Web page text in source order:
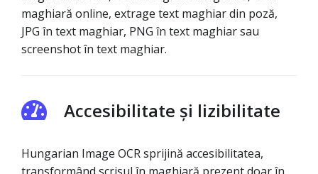
maghiară online, extrage text maghiar din poză,
JPG în text maghiar, PNG în text maghiar sau
screenshot în text maghiar.
Accesibilitate și lizibilitate
Hungarian Image OCR sprijină accesibilitatea,